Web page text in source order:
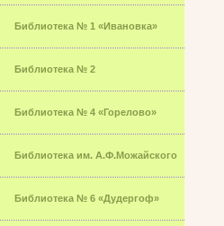
Библиотека № 1 «Ивановка»
Библиотека № 2
Библиотека № 4 «Горелово»
Библиотека им. А.Ф.Можайского
Библиотека № 6 «Дудергоф»